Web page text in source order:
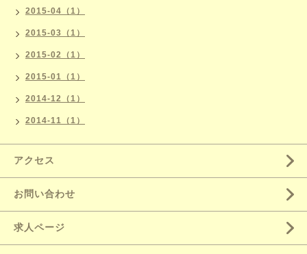
2015-04（1）
2015-03（1）
2015-02（1）
2015-01（1）
2014-12（1）
2014-11（1）
アクセス
お問い合わせ
求人ページ